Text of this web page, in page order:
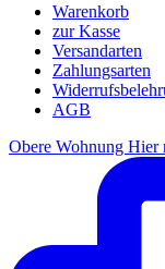
Warenkorb
zur Kasse
Versandarten
Zahlungsarten
AGB
Obere Wohnung Hier